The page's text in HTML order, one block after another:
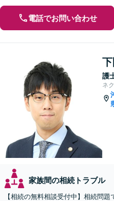
電話でお問い合わせ
護
ネ
家族間の相続トラブル
【相続の無料相談受付中】相続問